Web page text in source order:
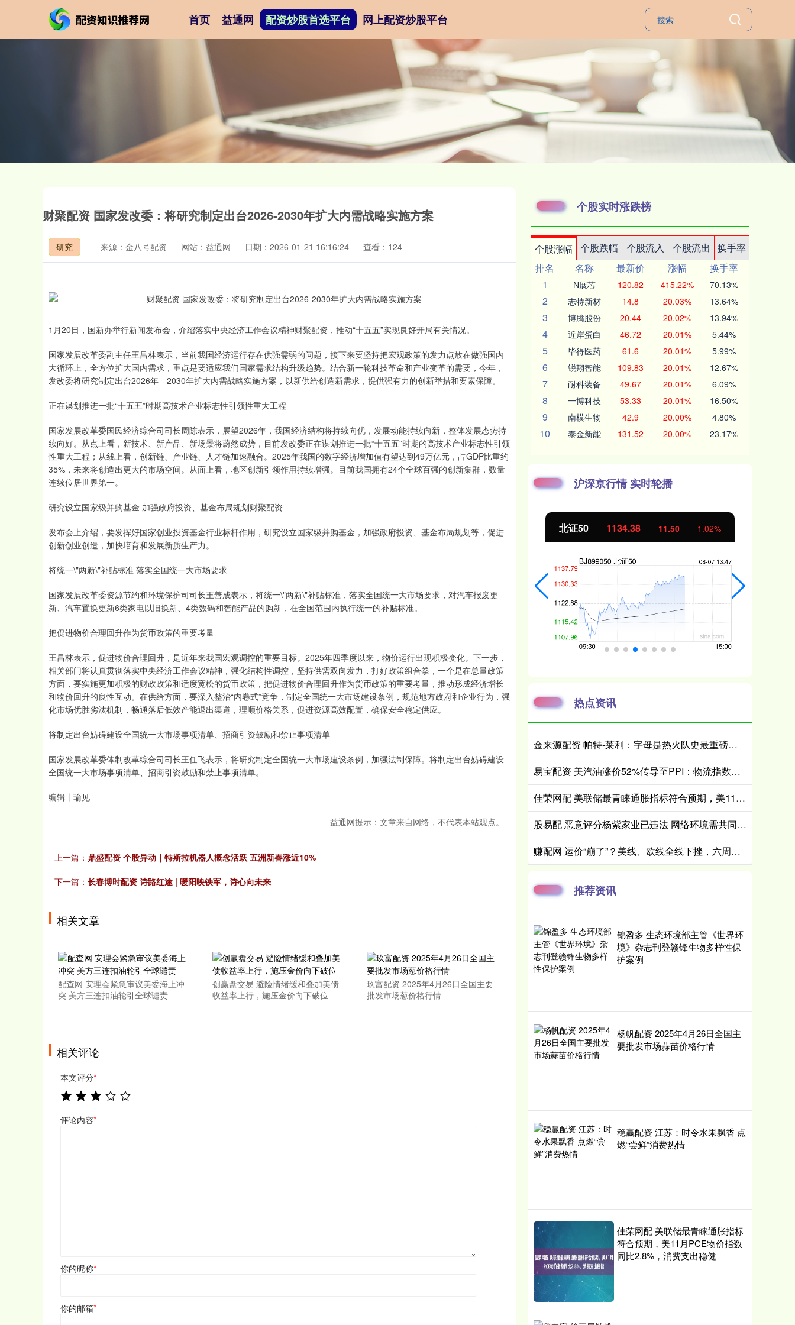
首页 益通网 配资炒股首选平台 网上配资炒股平台
财聚配资 国家发改委：将研究制定出台2026-2030年扩大内需战略实施方案
研究 来源：金八号配资 网站：益通网 日期：2026-01-21 16:16:24 查看：124
1月20日，国新办举行新闻发布会，介绍落实中央经济工作会议精神财聚配资，推动“十五五”实现良好开局有关情况。
国家发展改革委副主任王昌林表示，当前我国经济运行存在供强需弱的问题，接下来要坚持把宏观政策的发力点放在做强国内
大循环上，全方位扩大国内需求，重点是要适应我们国家需求结构升级趋势。结合新一轮科技革命和产业变革的需要，今年，
发改委将研究制定出台2026年—2030年扩大内需战略实施方案，以新供给创造新需求，提供强有力的创新举措和要素保障。
正在谋划推进一批“十五五”时期高技术产业标志性引领性重大工程
国家发展改革委国民经济综合司司长周陈表示，展望2026年，我国经济结构将持续向优，发展动能持续向新，整体发展态势持
续向好。从点上看，新技术、新产品、新场景将蔚然成势，目前发改委正在谋划推进一批“十五五”时期的高技术产业标志性引领
性重大工程；从线上看，创新链、产业链、人才链加速融合。2025年我国的数字经济增加值有望达到49万亿元，占GDP比重约
35%，未来将创造出更大的市场空间。从面上看，地区创新引领作用持续增强。目前我国拥有24个全球百强的创新集群，数量
连续位居世界第一。
研究设立国家级并购基金 加强政府投资、基金布局规划财聚配资
发布会上介绍，要发挥好国家创业投资基金行业标杆作用，研究设立国家级并购基金，加强政府投资、基金布局规划等，促进
创新创业创造，加快培育和发展新质生产力。
将统一\"两新\"补贴标准 落实全国统一大市场要求
国家发展改革委资源节约和环境保护司司长王善成表示，将统一\"两新\"补贴标准，落实全国统一大市场要求，对汽车报废更
新、汽车置换更新6类家电以旧换新、4类数码和智能产品的购新，在全国范围内执行统一的补贴标准。
把促进物价合理回升作为货币政策的重要考量
王昌林表示，促进物价合理回升，是近年来我国宏观调控的重要目标。2025年四季度以来，物价运行出现积极变化。下一步，
相关部门将认真贯彻落实中央经济工作会议精神，强化结构性调控，坚持供需双向发力，打好政策组合拳，一个是在总量政策
方面，要实施更加积极的财政政策和适度宽松的货币政策，把促进物价合理回升作为货币政策的重要考量，推动形成经济增长
和物价回升的良性互动。在供给方面，要深入整治“内卷式”竞争，制定全国统一大市场建设条例，规范地方政府和企业行为，强
化市场优胜劣汰机制，畅通落后低效产能退出渠道，理顺价格关系，促进资源高效配置，确保安全稳定供应。
将制定出台妨碍建设全国统一大市场事项清单、招商引资鼓励和禁止事项清单
国家发展改革委体制改革综合司司长王任飞表示，将研究制定全国统一大市场建设条例，加强法制保障。将制定出台妨碍建设
全国统一大市场事项清单、招商引资鼓励和禁止事项清单。
编辑丨瑜见
益通网提示：文章来自网络，不代表本站观点。
上一篇： 鼎盛配资 个股异动｜特斯拉机器人概念活跃 五洲新春涨近10%
下一篇： 长春博时配资 诗路红途 | 暖阳映铁军，诗心向未来
相关文章
配查网 安理会紧急审议美委海上冲
突 美方三连扣油轮引全球谴责
创赢盘交易 避险情绪缓和叠加美债
收益率上行，施压金价向下破位
玖富配资 2025年4月26日全国主要
批发市场葱价格行情
相关评论
本文评分*
评论内容*
你的昵称*
你的邮箱*
个股实时涨跌榜
个股涨幅 个股跌幅 个股流入 个股流出
换手率
排名
名称 最新价 涨幅
换手率
1
N展芯 120.82 415.22% 70.13%
2 志特新材 14.8 20.03% 13.64%
3 博腾股份 20.44 20.02% 13.94%
4 近岸蛋白 46.72 20.01% 5.44%
5 毕得医药 61.6 20.01% 5.99%
6 锐翔智能 109.83 20.01% 12.67%
7 耐科装备 49.67 20.01% 6.09%
8 一博科技 53.33 20.01% 16.50%
9 南模生物 42.9 20.00% 4.80%
10 泰金新能 131.52 20.00% 23.17%
沪深京行情 实时轮播
0.81% 深证成指 14385.88 275.76 1.95% 沪深300 4704.62 53.31 1.15% 北证50 1134.37 11.49 1.02%
热点资讯
金来源配资 帕特-莱利：字母是热火队史最重磅交易之一；我们冲冠的底气更足了
易宝配资 美汽油涨价52%传导至PPI：物流指数预警生效，暂停燃油税只是止痛药？
佳荣网配 美联储最青睐通胀指标符合预期，美11月PCE物价指数同比2.8%，消费支出稳健
股易配 恶意评分杨紫家业已违法 网络环境需共同维护
赚配网 运价“崩了”？美线、欧线全线下挫，六周反弹一夜回到解放前
推荐资讯
锦盈多 生态环境部主管《世界环
境》杂志刊登赣锋生物多样性保
护案例
杨帆配资 2025年4月26日全国主
要批发市场蒜苗价格行情
稳赢配资 江苏：时令水果飘香 点
燃“尝鲜”消费热情
佳荣网配 美联储最青睐通胀指标
符合预期，美11月PCE物价指数
同比2.8%，消费支出稳健